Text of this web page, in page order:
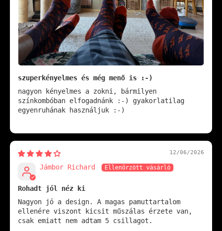
szuperkényelmes és még menő is :-)
nagyon kényelmes a zokni, bármilyen
színkombóban elfogadnánk :-) gyakorlatilag
egyenruhának használjuk :-)
12/06/2026
Jámbor Richard
Rohadt jól néz ki
Nagyon jó a design. A magas pamuttartalom
ellenére viszont kicsit műszálas érzete van,
csak emiatt nem adtam 5 csillagot.